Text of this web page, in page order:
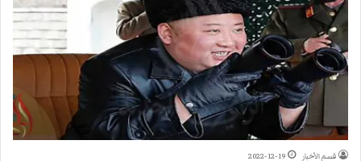
قسم الأخبار 2022-12-19